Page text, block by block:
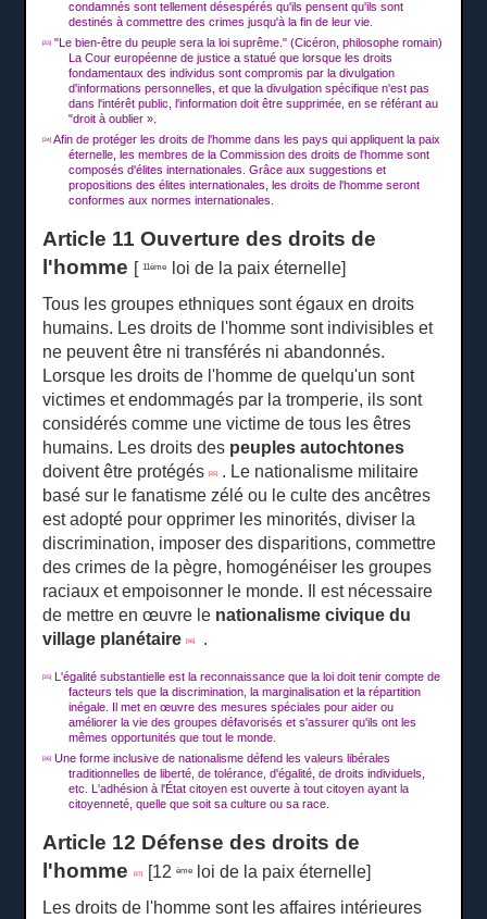
condamnés sont tellement désespérés qu'ils pensent qu'ils sont
destinés à commettre des crimes jusqu'à la fin de leur vie.
[33] "Le bien-être du peuple sera la loi suprême."(Cicéron, philosophe romain)
La Cour européenne de justice a statué que lorsque les droits
fondamentaux des individus sont compromis par la divulgation
d'informations personnelles, et que la divulgation spécifique n'est pas
dans l'intérêt public, l'information doit être supprimée, en se référant au
"droit à oublier ».
[34] Afin de protéger les droits de l'homme dans les pays qui appliquent la paix
éternelle, les membres de la Commission des droits de l'homme sont
composés d'élites internationales.Grâce aux suggestions et
propositions des élites internationales, les droits de l'homme seront
conformes aux normes internationales.
Article 11 Ouverture des droits de
l'homme [11ème
loi de la paix éternelle]
Tous les groupes ethniques sont égaux en droits
humains. Les droits de l'homme sont indivisibles et
ne peuvent être ni transférés ni abandonnés.
Lorsque les droits de l'homme de quelqu'un sont
victimes et endommagés par la tromperie, ils sont
considérés comme une victime de tous les êtres
humains. Les droits des peuples autochtones
doivent être protégés[35] . Le nationalisme militaire
basé sur le fanatisme zélé ou le culte des ancêtres
est adopté pour opprimer les minorités, diviser la
discrimination, imposer des disparitions, commettre
des crimes de la pègre, homogénéiser les groupes
raciaux et empoisonner le monde.
Il est nécessaire
de mettre en œuvre le nationalisme civique du
village planétaire[36] .
[35]
L'égalité substantielle est la reconnaissance que la loi doit tenir compte de
facteurs tels que la discrimination, la marginalisation et la répartition
inégale. Il met en œuvre des mesures spéciales pour aider ou
améliorer la vie des groupes défavorisés et s'assurer qu'ils ont les
mêmes opportunités que tout le monde.
[36]
Une forme inclusive de nationalisme défend les valeurs libérales
traditionnelles de liberté, de tolérance, d'égalité, de droits individuels,
etc. L'adhésion à l'État citoyen est ouverte à tout citoyen ayant la
citoyenneté, quelle que soit sa culture ou sa race.
Article 12 Défense des droits de
l'homme[37] [12ème
loi de la paix éternelle]
Les droits de l'homme sont les affaires intérieures